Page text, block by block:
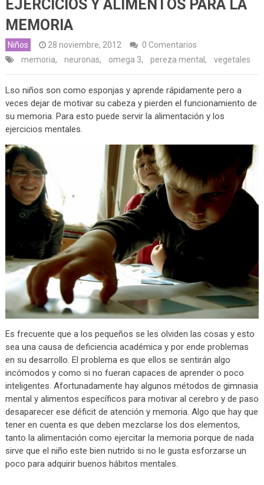
EJERCICIOS Y ALIMENTOS PARA LA
MEMORIA
Niños 28 noviembre, 2012
0 Comentarios
memoria, neuronas, omega 3, pereza mental , vegetales
Lso niños son como esponjas y aprende rápidamente pero a
veces dejar de motivar su cabeza y pierden el funcionamiento de
su memoria. Para esto puede servir la alimentación y los
ejercicios mentales.
Es frecuente que a los pequeños se les olviden las cosas y esto
sea una causa de deficiencia académica y por ende problemas
en su desarrollo. El problema es que ellos se sentirán algo
incómodos y como si no fueran capaces de aprender o poco
inteligentes. Afortunadamente hay algunos métodos de gimnasia
mental y alimentos específicos para motivar al cerebro y de paso
desaparecer ese déficit de atención y memoria. Algo que hay que
tener en cuenta es que deben mezclarse los dos elementos,
tanto la alimentación como ejercitar la memoria porque de nada
sirve que el niño este bien nutrido si no le gusta esforzarse un
poco para adquirir buenos hábitos mentales.